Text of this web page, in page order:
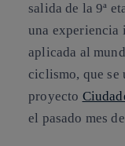
salida de la 9ª
una experiencia
aplicada al
ciclismo, que se
proyecto
el pasado mes